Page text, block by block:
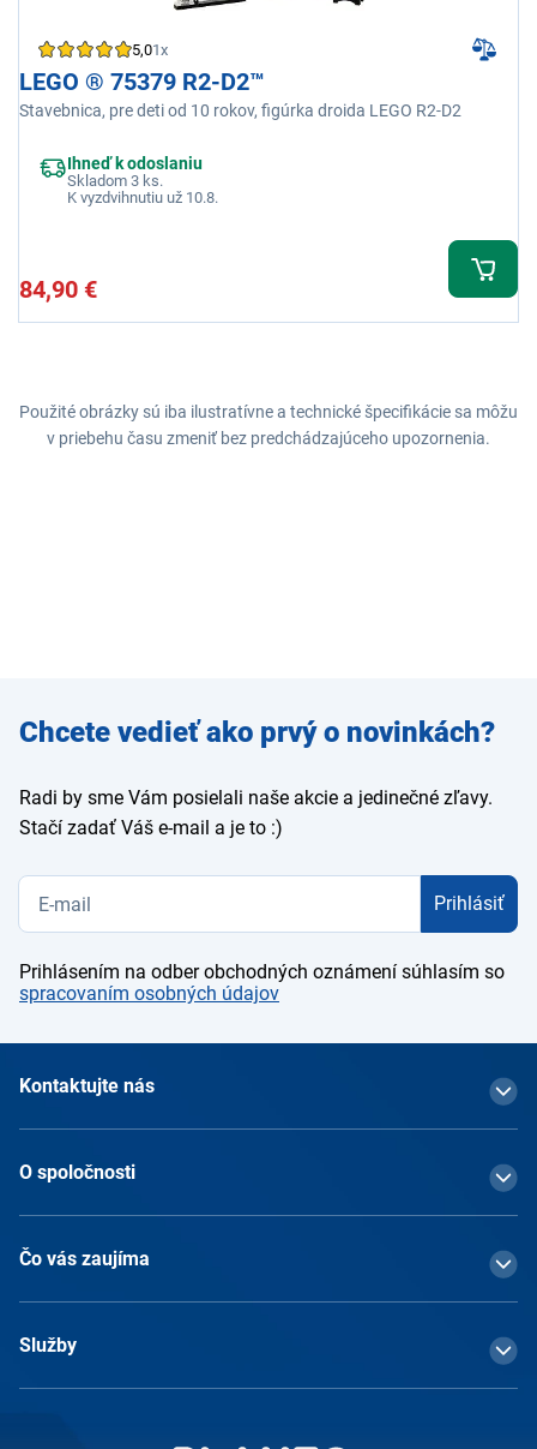
5,01x
LEGO ® 75379 R2-D2™
Stavebnica, pre deti od 10 rokov, figúrka droida LEGO R2-D2
Ihneď k odoslaniu
Skladom 3 ks.
K vyzdvihnutiu už 10.8.
84,90 €
Použité obrázky sú iba ilustratívne a technické špecifikácie sa môžu
v priebehu času zmeniť bez predchádzajúceho upozornenia.
Zadajte
e-mail
Chcete vedieť ako prvý o novinkách?
Radi by sme Vám posielali naše akcie a jedinečné zľavy.
Stačí zadať Váš e-mail a je to :)
Prihlásiť
Prihlásením na odber obchodných oznámení súhlasím so
spracovaním osobných údajov
Kontaktujte nás
O spoločnosti
Čo vás zaujíma
Služby